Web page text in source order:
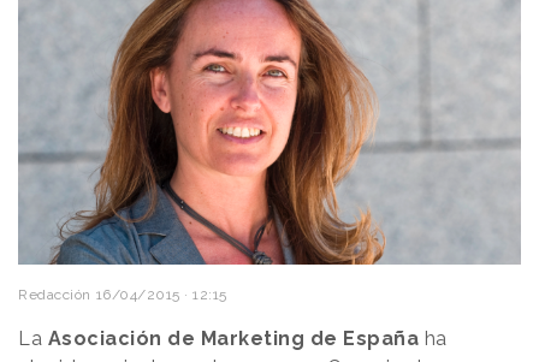
Redacción 16/04/2015 · 12:15
La Asociación de Marketing de España ha